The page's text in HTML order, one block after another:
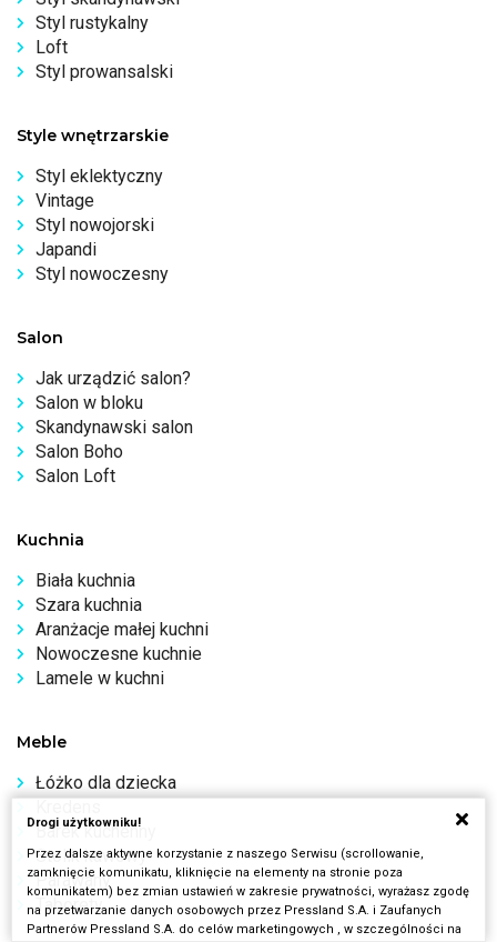
Styl rustykalny
Loft
Styl prowansalski
Style wnętrzarskie
Styl eklektyczny
Vintage
Styl nowojorski
Japandi
Styl nowoczesny
Salon
Jak urządzić salon?
Salon w bloku
Skandynawski salon
Salon Boho
Salon Loft
Kuchnia
Biała kuchnia
Szara kuchnia
Aranżacje małej kuchni
Nowoczesne kuchnie
Lamele w kuchni
Meble
Łóżko dla dziecka
Barek kuchenny
Stolik kawowy
Parawany
Taborety
Drogi użytkowniku!
Przez dalsze aktywne korzystanie z naszego Serwisu (scrollowanie,
zamknięcie komunikatu, kliknięcie na elementy na stronie poza
komunikatem) bez zmian ustawień w zakresie prywatności, wyrażasz zgodę
na przetwarzanie danych osobowych przez Pressland S.A. i Zaufanych
Partnerów Pressland S.A. do celów marketingowych , w szczególności na